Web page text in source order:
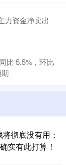
力资金净卖出
比 5.5%，环比
彻底没有用；
实有此打算！